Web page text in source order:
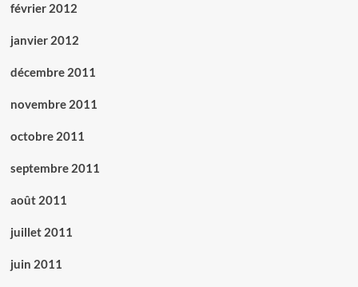
février 2012
janvier 2012
décembre 2011
novembre 2011
octobre 2011
septembre 2011
août 2011
juillet 2011
juin 2011